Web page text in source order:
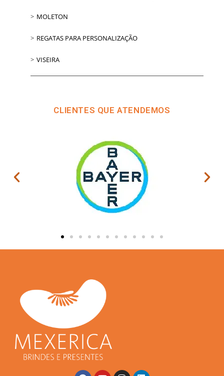
MOLETON
REGATAS PARA PERSONALIZAÇÃO
VISEIRA
CLIENTES QUE ATENDEMOS